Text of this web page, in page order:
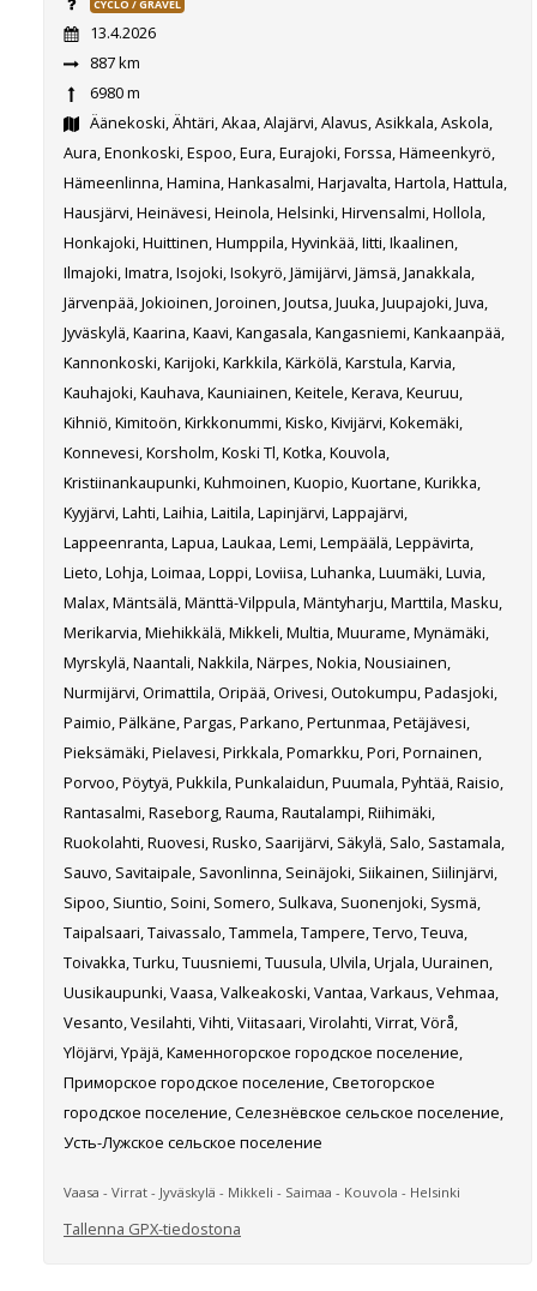
CYCLO / GRAVEL
13.4.2026
887 km
6980 m
Äänekoski, Ähtäri, Akaa, Alajärvi, Alavus, Asikkala, Askola,
Aura, Enonkoski, Espoo, Eura, Eurajoki, Forssa, Hämeenkyrö,
Hämeenlinna, Hamina, Hankasalmi, Harjavalta, Hartola, Hattula,
Hausjärvi, Heinävesi, Heinola, Helsinki, Hirvensalmi, Hollola,
Honkajoki, Huittinen, Humppila, Hyvinkää, Iitti, Ikaalinen,
Ilmajoki, Imatra, Isojoki, Isokyrö, Jämijärvi, Jämsä, Janakkala,
Järvenpää, Jokioinen, Joroinen, Joutsa, Juuka, Juupajoki, Juva,
Jyväskylä, Kaarina, Kaavi, Kangasala, Kangasniemi, Kankaanpää,
Kannonkoski, Karijoki, Karkkila, Kärkölä, Karstula, Karvia,
Kauhajoki, Kauhava, Kauniainen, Keitele, Kerava, Keuruu,
Kihniö, Kimitoön, Kirkkonummi, Kisko, Kivijärvi, Kokemäki,
Konnevesi, Korsholm, Koski Tl, Kotka, Kouvola,
Kristiinankaupunki, Kuhmoinen, Kuopio, Kuortane, Kurikka,
Kyyjärvi, Lahti, Laihia, Laitila, Lapinjärvi, Lappajärvi,
Lappeenranta, Lapua, Laukaa, Lemi, Lempäälä, Leppävirta,
Lieto, Lohja, Loimaa, Loppi, Loviisa, Luhanka, Luumäki, Luvia,
Malax, Mäntsälä, Mänttä-Vilppula, Mäntyharju, Marttila, Masku,
Merikarvia, Miehikkälä, Mikkeli, Multia, Muurame, Mynämäki,
Myrskylä, Naantali, Nakkila, Närpes, Nokia, Nousiainen,
Nurmijärvi, Orimattila, Oripää, Orivesi, Outokumpu, Padasjoki,
Paimio, Pälkäne, Pargas, Parkano, Pertunmaa, Petäjävesi,
Pieksämäki, Pielavesi, Pirkkala, Pomarkku, Pori, Pornainen,
Porvoo, Pöytyä, Pukkila, Punkalaidun, Puumala, Pyhtää, Raisio,
Rantasalmi, Raseborg, Rauma, Rautalampi, Riihimäki,
Ruokolahti, Ruovesi, Rusko, Saarijärvi, Säkylä, Salo, Sastamala,
Sauvo, Savitaipale, Savonlinna, Seinäjoki, Siikainen, Siilinjärvi,
Sipoo, Siuntio, Soini, Somero, Sulkava, Suonenjoki, Sysmä,
Taipalsaari, Taivassalo, Tammela, Tampere, Tervo, Teuva,
Toivakka, Turku, Tuusniemi, Tuusula, Ulvila, Urjala, Uurainen,
Uusikaupunki, Vaasa, Valkeakoski, Vantaa, Varkaus, Vehmaa,
Vesanto, Vesilahti, Vihti, Viitasaari, Virolahti, Virrat, Vörå,
Ylöjärvi, Ypäjä, Каменногорское городское поселение,
Приморское городское поселение, Светогорское
городское поселение, Селезнёвское сельское поселение,
Усть-Лужское сельское поселение
Vaasa - Virrat - Jyväskylä - Mikkeli - Saimaa - Kouvola - Helsinki
Tallenna GPX-tiedostona